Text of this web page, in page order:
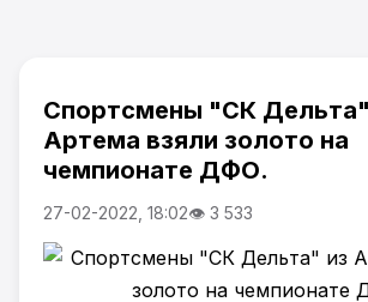
Спортсмены "СК
Артема взяли золото на
чемпионате ДФО.
27-02-2022, 18:02👁 3 533